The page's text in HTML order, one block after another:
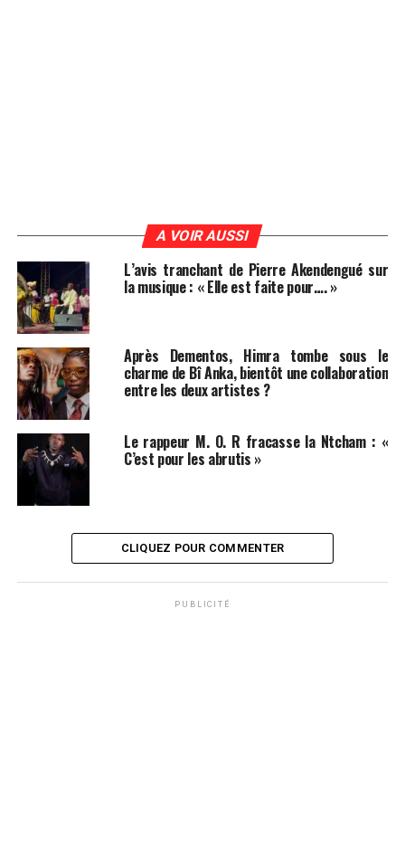
A VOIR AUSSI
L’avis tranchant de Pierre Akendengué sur
la musique : « Elle est faite pour…. »
Après Dementos, Himra tombe sous le
charme de Bî Anka, bientôt une collaboration
entre les deux artistes ?
Le rappeur M. O. R fracasse la Ntcham : «
C’est pour les abrutis »
CLIQUEZ POUR COMMENTER
PUBLICITÉ